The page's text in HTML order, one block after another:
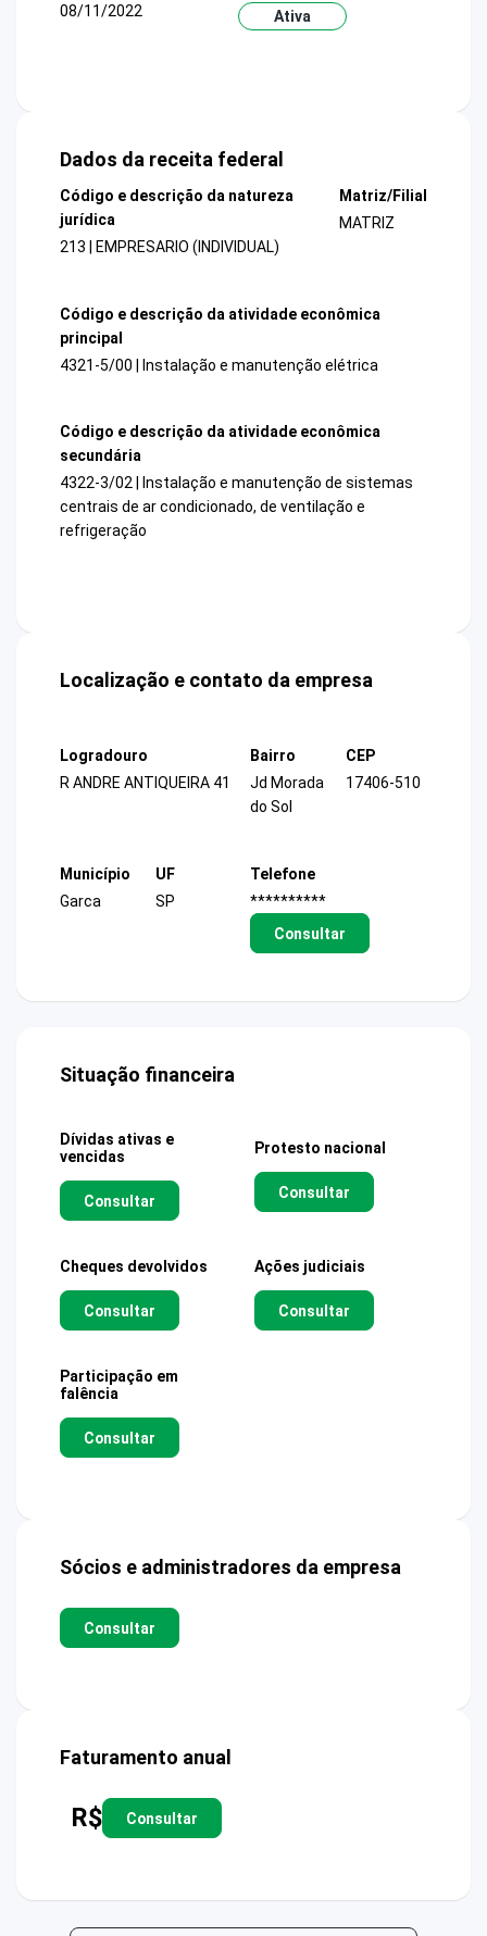
08/11/2022
Ativa
Dados da receita federal
Código e descrição da natureza
jurídica
213 | EMPRESARIO (INDIVIDUAL)
Matriz/Filial
MATRIZ
Código e descrição da atividade econômica
principal
4321-5/00 | Instalação e manutenção elétrica
Código e descrição da atividade econômica
secundária
4322-3/02 | Instalação e manutenção de sistemas
centrais de ar condicionado, de ventilação e
refrigeração
Localização e contato da empresa
Logradouro
R ANDRE ANTIQUEIRA 41
Bairro
Jd Morada
do Sol
CEP
17406-510
Município
Garca
UF
SP
Telefone
**********
Consultar
Situação financeira
Dívidas ativas e
vencidas
Consultar
Protesto nacional
Consultar
Cheques devolvidos
Consultar
Ações judiciais
Consultar
Participação em
falência
Consultar
Sócios e administradores da empresa
Consultar
Faturamento anual
R$ Consultar